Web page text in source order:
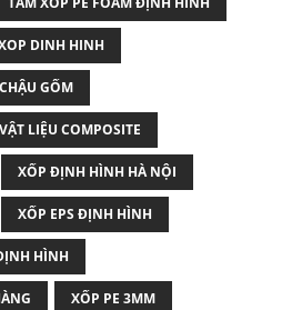
DINH HINH
GỐM
LIỆU COMPOSITE
XỐP ĐỊNH HÌNH HÀ NỘI
XỐP EPS ĐỊNH HÌNH
HÌNH
XỐP PE 3MM